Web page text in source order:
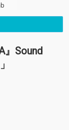
』Sound